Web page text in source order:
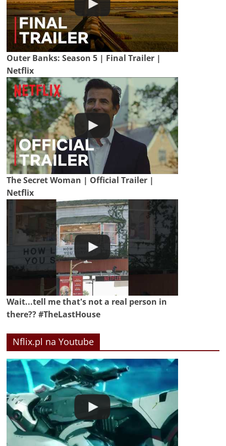
Outer Banks: Season 5 | Final Trailer |
Netflix
The Secret Woman | Official Trailer |
Netflix
Wait...tell me that's not a real person in
there?? #TheLastHouse
Nflix.pl na Youtube